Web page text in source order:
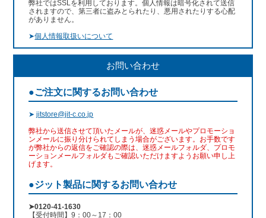
弊社ではSSLを利用しております。個人情報は暗号化されて送信
されますので、第三者に盗みとられたり、悪用されたりする心配
がありません。
➤個人情報取扱いについて
お問い合わせ
●ご注文に関するお問い合わせ
➤jitstore@jit-c.co.jp
弊社から送信させて頂いたメールが、迷惑メールやプロモーショ
ンメールに振り分けられてしまう場合がございます。お手数です
が弊社からの返信をご確認の際は、迷惑メールフォルダ、プロモ
ーションメールフォルダもご確認いただけますようお願い申し上
げます。
●ジット製品に関するお問い合わせ
➤0120-41-1630
【受付時間】9：00～17：00